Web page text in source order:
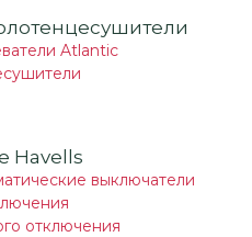
Atlantic
Havells
выключатели
отключения